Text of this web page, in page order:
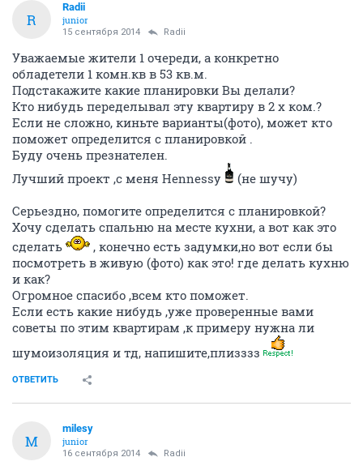
R
Radii
junior
15 сентября 2014 Radii
Уважаемые жители 1 очереди, а конкретно
обладетели 1 комн.кв в 53 кв.м.
Подстакажите какие планировки Вы делали?
Кто нибудь переделывал эту квартиру в 2 х ком.?
Если не сложно, киньте варианты(фото), может кто
поможет определится с планировкой .
Буду очень презнателен.
Лучший проект ,с меня Hennessy
(не шучу)
Серьездно, помогите определится с планировкой?
Хочу сделать спальню на месте кухни, а вот как это
сделать
, конечно есть задумки,но вот если бы
посмотреть в живую (фото) как это! где делать кухню
и как?
Огромное спасибо ,всем кто поможет.
Если есть какие нибудь ,уже проверенные вами
советы по этим квартирам ,к примеру нужна ли
шумоизоляция и тд, напишите,плизззз
ОТВЕТИТЬ
M
milesy
junior
16 сентября 2014 Radii